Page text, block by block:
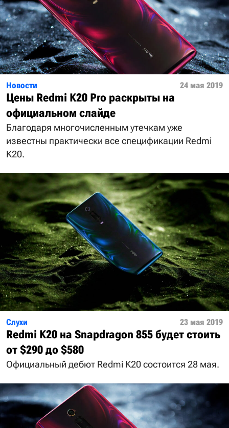
Новости 24 мая 2019
Цены Redmi K20 Pro раскрыты на
официальном слайде
Благодаря многочисленным утечкам уже
известны практически все спецификации Redmi
K20.
Слухи 23 мая 2019
Redmi K20 на Snapdragon 855 будет стоить
от $290 до $580
Официальный дебют Redmi K20 состоится 28 мая.